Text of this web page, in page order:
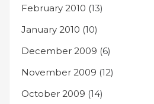
February 2010 (13)
January 2010 (10)
December 2009 (6)
November 2009 (12)
October 2009 (14)